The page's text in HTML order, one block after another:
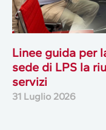
Linee guida per
sede di LPS la
servizi
31 Luglio 2026